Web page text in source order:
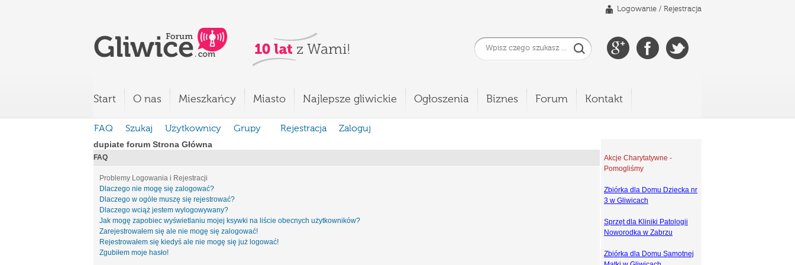
Logowanie / Rejestracja
Start O nas Mieszkańcy Miasto Najlepsze gliwickie Ogłoszenia Biznes Forum Kontakt
FAQ Szukaj Użytkownicy Grupy Rejestracja
Zaloguj
dupiate forum Strona Główna
FAQ
Problemy Logowania i Rejestracji
Dlaczego nie mogę się zalogować?
Dlaczego w ogóle muszę się rejestrować?
Dlaczego wciąż jestem wylogowywany?
Jak mogę zapobiec wyświetlaniu mojej ksywki na liście obecnych użytkowników?
Zarejestrowałem się ale nie mogę się zalogować!
Rejestrowałem się kiedyś ale nie mogę się już logować!
Zgubiłem moje hasło!
Akcje Charytatywne -
Pomogliśmy
Zbiórka dla Domu Dziecka nr
3 w Gliwicach
Sprzęt dla Kliniki Patologii
Noworodka w Zabrzu
Zbiórka dla Domu Samotnej